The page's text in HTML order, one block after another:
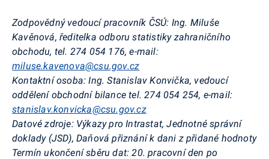
Zodpovědný vedoucí pracovník ČSÚ: Ing. Miluše
Kavěnová, ředitelka odboru statistiky zahraničního
obchodu, tel. 274 054 176, e-mail:
miluse.kavenova@csu.gov.cz
Kontaktní osoba: Ing. Stanislav Konvička, vedoucí
oddělení obchodní bilance tel. 274 054 254, e-mail:
stanislav.konvicka@csu.gov.cz
Datové zdroje: Výkazy pro Intrastat, Jednotné správní
doklady (JSD), Daňová přiznání k dani z přidané hodnoty
Termín ukončení sběru dat: 20. pracovní den po